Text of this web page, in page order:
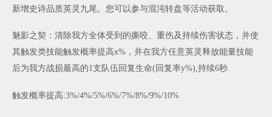
新增史诗品质英灵九尾。您可以参与混沌转盘等活动获取。
魅影之契：清除我方全体受到的撕咬、重伤及持续伤害状态，并使
其触发类技能触发概率提高x% ，并在我方任意英灵释放能量技能
后为我方战损最高的1支队伍回复生命(回复率y%),持续6秒.
触发概率提高:3%/4%/5%/6%/7%/8%/9%/10%